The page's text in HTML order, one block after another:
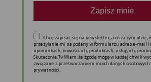
Zapisz mnie
Chcę zapisać się na newsletter, a co za tym idzie,
przesyłanie mi na podany w formularzu adres e-mail
upominkach, nowościach, produktach, usługach,
Skutecznie.Tv Wiem, że zgodę mogę w każdej chwili
związane z przetwarzaniem moich danych osobowych
prywatności.